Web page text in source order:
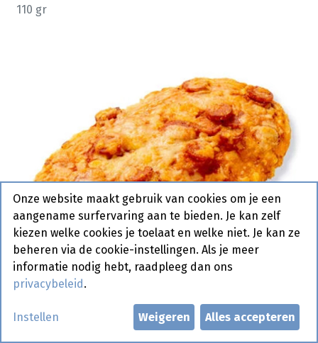
110 gr
0944 Focaccia Snack Pepperoni
Onze website maakt gebruik van cookies om je een
aangename surfervaring aan te bieden. Je kan zelf
kiezen welke cookies je toelaat en welke niet. Je kan ze
beheren via de cookie-instellingen. Als je meer
informatie nodig hebt, raadpleeg dan ons
privacybeleid .
Instellen Weigeren Alles accepteren